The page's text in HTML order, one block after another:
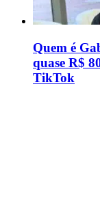
Quem é
quase R$
TikTok